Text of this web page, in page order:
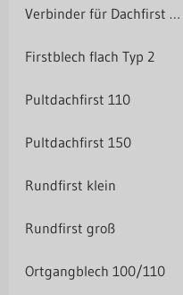
Verbinder für Dachfirst mit Entlüftung
Firstblech flach Typ 2
Pultdachfirst 110
Pultdachfirst 150
Rundfirst klein
Rundfirst groß
Ortgangblech 100/110